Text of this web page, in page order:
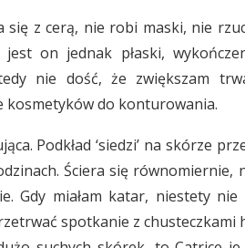
się z cerą, nie robi maski, nie
on jednak płaski,
nie dość, że zwiększam
kosmetyków do konturowania.
Podkład ‘siedzi’ na skórze
Ściera się równomiernie,
Gdy miałam katar, niestety
spotkanie z chusteczkami